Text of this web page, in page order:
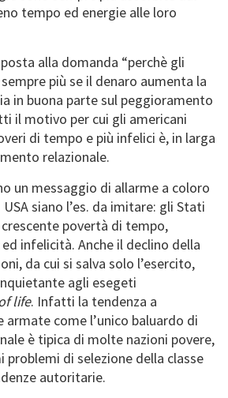
tempo ed energie alle loro
alla domanda “perchè gli
più se il denaro aumenta la
in buona parte sul peggioramento
il motivo per cui gli americani
di tempo e più infelici è, in larga
relazionale.
un messaggio di allarme a coloro
siano l’es. da imitare: gli Stati
povertà di tempo,
infelicità. Anche il declino della
da cui si salva solo l’esercito,
agli esegeti
life. Infatti la tendenza a
armate come l’unico baluardo di
è tipica di molte nazioni povere,
problemi di selezione della classe
autoritarie.